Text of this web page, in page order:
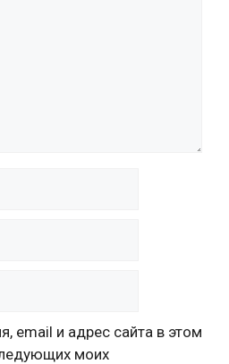
email и адрес сайта в этом
моих